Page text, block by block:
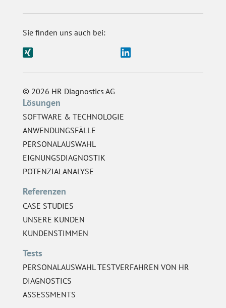
Sie finden uns auch bei:
© 2026 HR Diagnostics AG
Lösungen
SOFTWARE & TECHNOLOGIE
ANWENDUNGSFÄLLE
PERSONALAUSWAHL
EIGNUNGSDIAGNOSTIK
POTENZIALANALYSE
Referenzen
CASE STUDIES
UNSERE KUNDEN
KUNDENSTIMMEN
Tests
PERSONALAUSWAHL TESTVERFAHREN VON HR
DIAGNOSTICS
ASSESSMENTS